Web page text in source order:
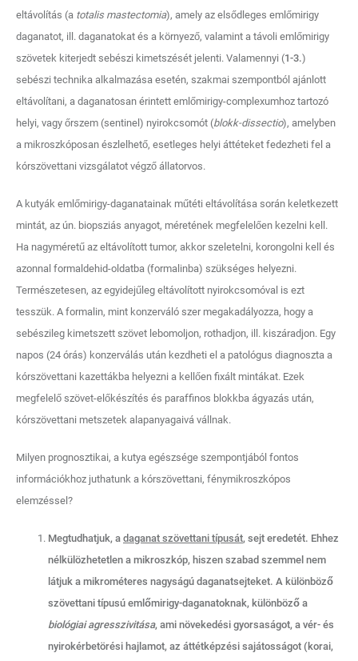
eltávolítás (a totalis mastectomia), amely az elsődleges emlőmirigy
daganatot, ill. daganatokat és a környező, valamint a távoli emlőmirigy
szövetek kiterjedt sebészi kimetszését jelenti. Valamennyi (1-3.)
sebészi technika alkalmazása esetén, szakmai szempontból ajánlott
eltávolítani, a daganatosan érintett emlőmirigy-complexumhoz tartozó
helyi, vagy őrszem (sentinel) nyirokcsomót (blokk-dissectio), amelyben
a mikroszkóposan észlelhető, esetleges helyi áttéteket fedezheti fel a
kórszövettani vizsgálatot végző állatorvos.
A kutyák emlőmirigy-daganatainak műtéti eltávolítása során keletkezett
mintát, az ún. biopsziás anyagot, méretének megfelelően kezelni kell.
Ha nagyméretű az eltávolított tumor, akkor szeletelni, korongolni kell és
azonnal formaldehid-oldatba (formalinba) szükséges helyezni.
Természetesen, az egyidejűleg eltávolított nyirokcsomóval is ezt
tesszük. A formalin, mint konzerváló szer megakadályozza, hogy a
sebészileg kimetszett szövet lebomoljon, rothadjon, ill. kiszáradjon. Egy
napos (24 órás) konzerválás után kezdheti el a patológus diagnoszta a
kórszövettani kazettákba helyezni a kellően fixált mintákat. Ezek
megfelelő szövet-előkészítés és paraffinos blokkba ágyazás után,
kórszövettani metszetek alapanyagaivá vállnak.
Milyen prognosztikai, a kutya egészsége szempontjából fontos
információkhoz juthatunk a kórszövettani, fénymikroszkópos
elemzéssel?
Megtudhatjuk, a daganat szövettani típusát, sejt eredetét. Ehhez
nélkülözhetetlen a mikroszkóp, hiszen szabad szemmel nem
látjuk a mikrométeres nagyságú daganatsejteket. A különböző
szövettani típusú emlőmirigy-daganatoknak, különböző a
biológiai agresszivitása, ami növekedési gyorsaságot, a vér- és
nyirokérbetörési hajlamot, az áttétképzési sajátosságot (korai,